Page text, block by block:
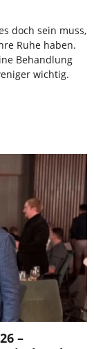
doch sein muss,
Ruhe haben.
Behandlung
wichtig.
–